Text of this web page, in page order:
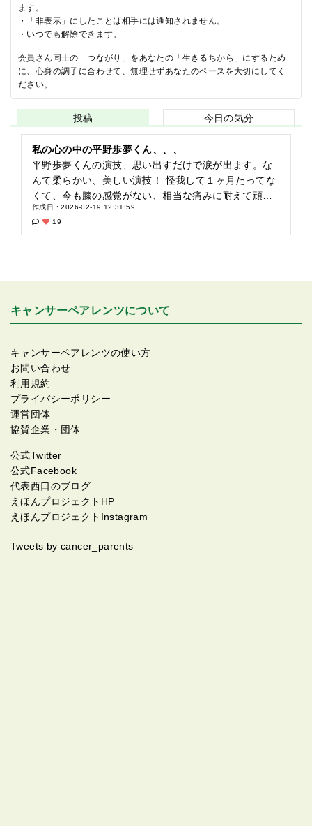
ます。
・「非表示」にしたことは相手には通知されません。
・いつでも解除できます。
会員さん同士の「つながり」をあなたの「生きるちから」にするため
に、心身の調子に合わせて、無理せずあなたのペースを大切にしてく
ださい。
投稿 今日の気分
私の心の中の平野歩夢くん、、、
平野歩夢くんの演技、思い出すだけで涙が出ます。な
んて柔らかい、美しい演技！ 怪我して１ヶ月たってな
くて、今も膝の感覚がない、相当な痛みに耐えて頑張
った、頑張ったなんて言葉では言い表せないんじゃな
いかな。 私も負けないように、食べて、トレーニング
作成日 : 2026-02-19 12:31:59
19
キャンサーペアレンツについて
キャンサーペアレンツの使い方
お問い合わせ
利用規約
プライバシーポリシー
運営団体
協賛企業・団体
公式Twitter
公式Facebook
代表西口のブログ
えほんプロジェクトHP
えほんプロジェクトInstagram
Tweets by cancer_parents